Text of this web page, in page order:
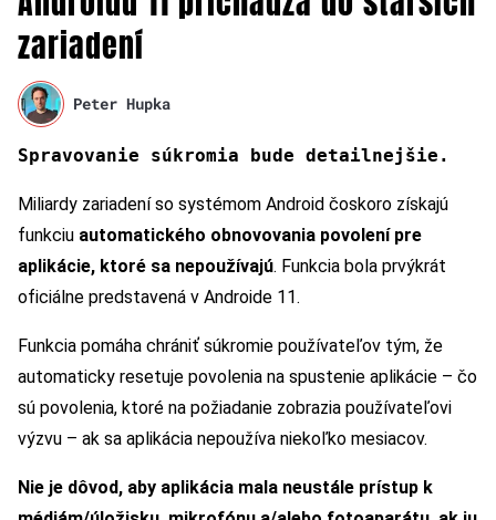
zariadení
Peter Hupka
Spravovanie súkromia bude detailnejšie.
Miliardy zariadení so systémom Android čoskoro získajú
funkciu automatického obnovovania povolení pre
aplikácie, ktoré sa nepoužívajú. Funkcia bola prvýkrát
oficiálne predstavená v Androide 11.
Funkcia pomáha chrániť súkromie používateľov tým, že
automaticky resetuje povolenia na spustenie aplikácie – čo
sú povolenia, ktoré na požiadanie zobrazia používateľovi
výzvu – ak sa aplikácia nepoužíva niekoľko mesiacov.
Nie je dôvod, aby aplikácia mala neustále prístup k